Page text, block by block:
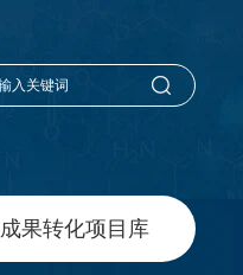
成果转化项目库